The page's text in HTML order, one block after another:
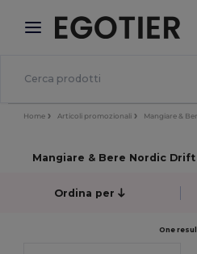
× App Egotier
Prezzi migliori sull'app!
Home Articoli promozionali Mangiare &
Mangiare & Bere Nordic Drift
Ordina per
One